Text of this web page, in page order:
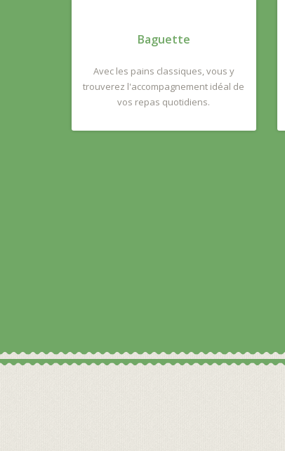
Baguette
Avec les pains classiques, vous y
trouverez l'accompagnement idéal de
vos repas quotidiens.